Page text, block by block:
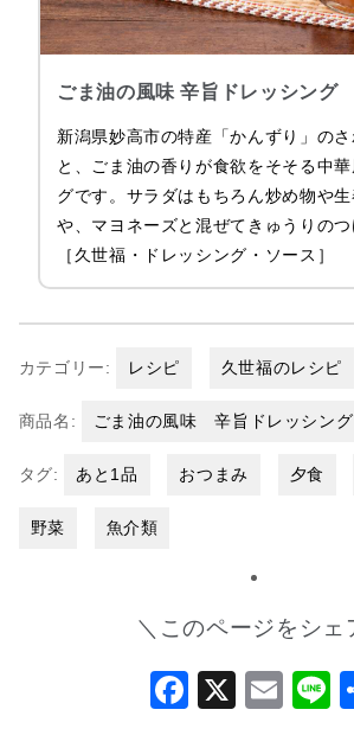
ごま油の風味 辛旨ドレッシング
新潟県妙高市の特産「かんずり」の
と、ごま油の香りが食欲をそそる中
グです。サラダはもちろん炒め物や
や、マヨネーズと混ぜてきゅうりのつ
［久世福・ドレッシング・ソース］
カテゴリー: レシピ 久世福のレシピ
商品名: ごま油の風味 辛旨ドレッシング
タグ: あと1品 おつまみ 夕食
野菜 魚介類
＼このページをシェ
X